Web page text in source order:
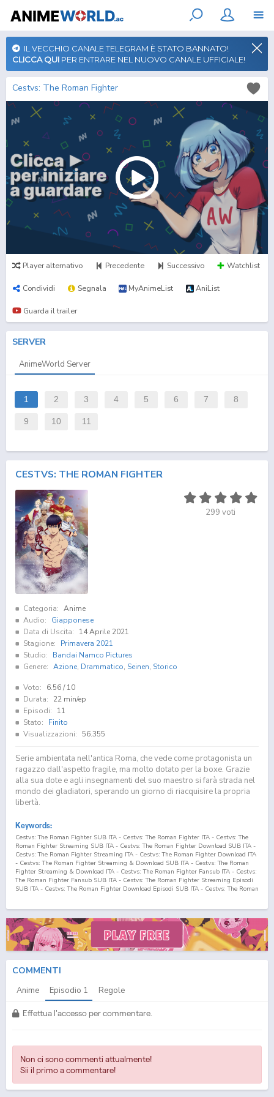
IL VECCHIO CANALE TELEGRAM È STATO BANNATO!
CLICCA QUI PER ENTRARE NEL NUOVO CANALE UFFICIALE!
Cestvs: The Roman Fighter
Player alternativo Precedente Successivo Watchlist
Condividi Segnala MyAnimeList AniList
Guarda il trailer
SERVER
AnimeWorld Server
1 2 3 4 5 6 7 8
9 10 11
CESTVS: THE ROMAN FIGHTER
299 voti
Categoria: Anime
Audio:
Giapponese
Data di Uscita:
14 Aprile 2021
Stagione:
Primavera 2021
Studio:
Bandai Namco Pictures
Genere: Azione, Drammatico, Seinen, Storico
Voto: 6.56/ 10
Durata:
22 min/ep
Episodi:
11
Stato:
Finito
Visualizzazioni:
56.355
Serie ambientata nell'antica Roma, che vede come protagonista un
ragazzo dall'aspetto fragile, ma molto dotato per la boxe. Grazie
alla sua dote e agli insegnamenti del suo maestro si farà strada nel
mondo dei gladiatori, sperando un giorno di riacquisire la propria
libertà.
Keywords:
Cestvs: The Roman Fighter SUB ITA - Cestvs: The Roman Fighter ITA - Cestvs: The
Roman Fighter Streaming SUB ITA - Cestvs: The Roman Fighter Download SUB ITA -
Cestvs: The Roman Fighter Streaming ITA - Cestvs: The Roman Fighter Download ITA
- Cestvs: The Roman Fighter Streaming & Download SUB ITA - Cestvs: The Roman
Fighter Streaming & Download ITA - Cestvs: The Roman Fighter Fansub ITA - Cestvs:
The Roman Fighter Fansub SUB ITA - Cestvs: The Roman Fighter Streaming Episodi
SUB ITA - Cestvs: The Roman Fighter Download Episodi SUB ITA - Cestvs: The Roman
Streaming Episodio1SUB ITA - Cestvs: The Roman Fighter Streaming Episodio1ITA
- Cestvs: The Roman Fighter Download Episodio1SUB ITA - Cestvs: The Roman
Fighter Download Episodio
ITA
COMMENTI
Anime Episodio 1 Regole
Effettua l'accesso per commentare.
Non ci sono commenti attualmente!
Sii il primo a commentare!